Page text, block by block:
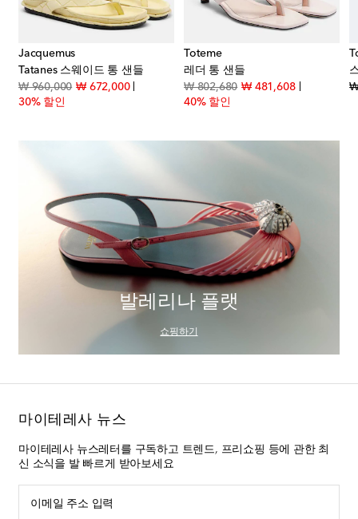
Jacquemus
Tatanes 스웨이드 통 샌들
₩ 960,000original price
₩ 672,000discount price
30% 할인
Toteme
레더 통 샌들
₩ 802,680original price
₩ 481,608discount
40% 할인
₩
price
발레리나 플랫
쇼핑하기
마이테레사 뉴스
마이테레사 뉴스레터를 구독하고 트렌드, 프리쇼핑 등에 관한 최
신 소식을 발 빠르게 받아보세요
이메일 주소 입력